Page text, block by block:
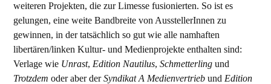
weiteren Projekten, die zur Limesse fusionierten. So ist es
gelungen, eine weite Bandbreite von AusstellerInnen zu
gewinnen, in der tatsächlich so gut wie alle namhaften
libertären/linken Kultur- und Medienprojekte enthalten sind:
Verlage wie Unrast, Edition Nautilus,Schmetterling und
Trotzdem oder aber derSyndikat A Medienvertrieb und Edition